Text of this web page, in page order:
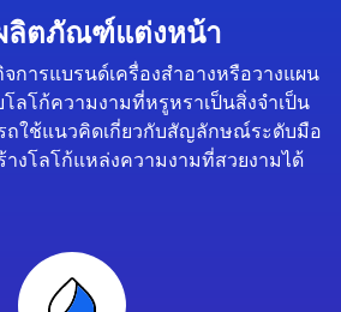
ลิตภัณฑ์แต่งหน้า
การแบรนด์เครื่องสำอางหรือวางแผน
โลโก้ความงามที่หรูหราเป็นสิ่งจำเป็น
ใช้แนวคิดเกี่ยวกับสัญลักษณ์ระดับมือ
างโลโก้แหล่งความงามที่สวยงามได้